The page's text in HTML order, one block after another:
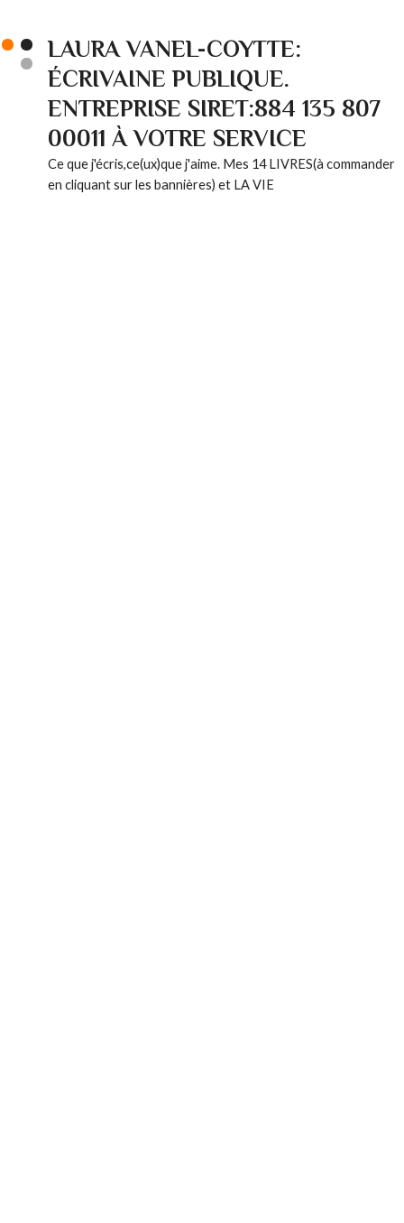
LAURA VANEL-COYTTE:
ÉCRIVAINE PUBLIQUE.
ENTREPRISE SIRET:884 135 807
00011 À VOTRE SERVICE
Ce que j'écris,ce(ux)que j'aime. Mes 14 LIVRES(à commander
en cliquant sur les bannières) et LA VIE